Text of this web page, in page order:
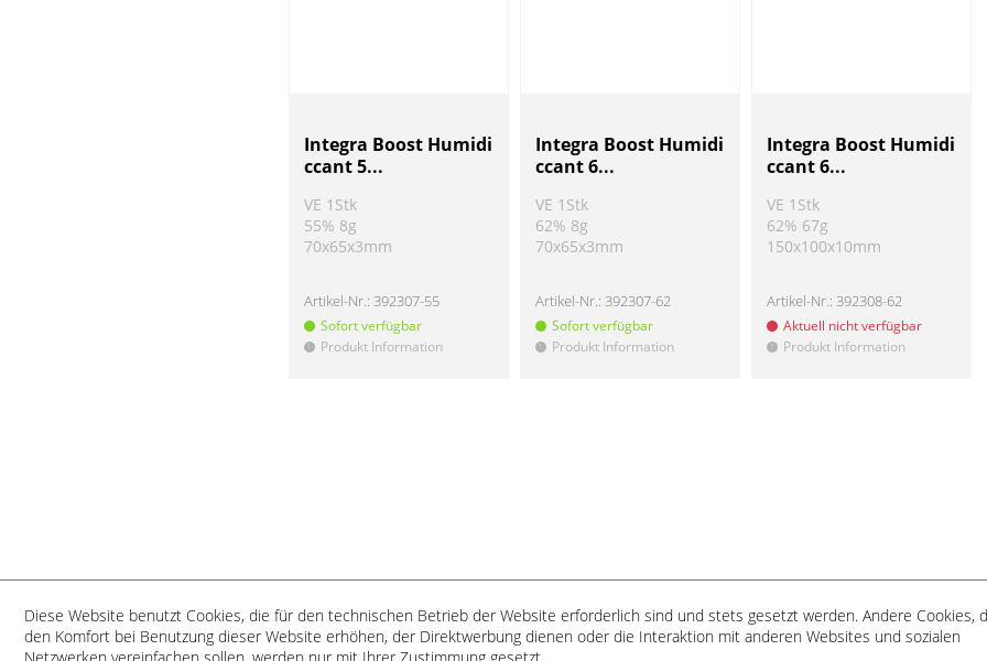
Integra Boost Humidi
ccant 5...
VE 1Stk
55% 8g
70x65x3mm
Artikel-Nr.:392307-55
Sofort verfügbar
! Produkt Information
Integra Boost Humidi
ccant 6...
VE 1Stk
62% 8g
70x65x3mm
Artikel-Nr.:392307-62
Sofort verfügbar
! Produkt Information
Integra Boost Humidi
ccant 6...
VE 1Stk
62% 67g
150x100x10mm
Artikel-Nr.:392308-62
Aktuell nicht verfügbar
! Produkt Information
SERVICE-HOTLINE SHOP SERVICE INFORMATIONEN
Diese Website benutzt Cookies, die für den technischen Betrieb der Website erforderlich sind und stets gesetzt werden. Andere Cookies,
den Komfort bei Benutzung dieser Website erhöhen, der Direktwerbung dienen oder die Interaktion mit anderen Websites und sozialen